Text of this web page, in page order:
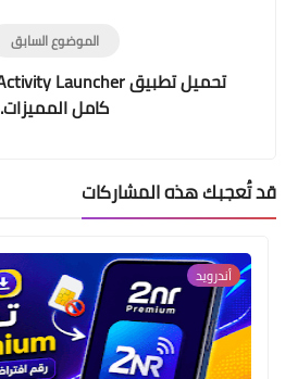
الموضوع السابق
كامل المميزات.
قد تُعجبك هذه المشاركات
أندرويد